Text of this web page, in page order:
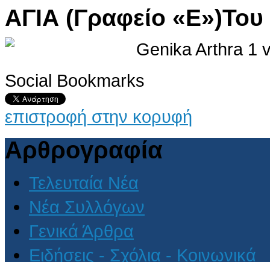
ΑΓΙΑ (Γραφείο
Social Bookmarks
επιστροφή στην κορυφή
Αρθρογραφία
Τελευταία Νέα
Νέα Συλλόγων
Γενικά Άρθρα
Ειδήσεις - Σχόλια - Κοινωνικά